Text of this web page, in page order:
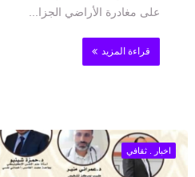
على مغادرة الأراضي الجزا...
قراءة المزيد
اخبار . ثقافي